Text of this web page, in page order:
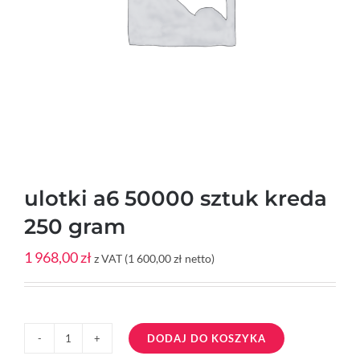
ulotki a6 50000 sztuk kreda
250 gram
1 968,00złz VAT (1 600,00zł netto)
ilość
DODAJ DO KOSZYKA